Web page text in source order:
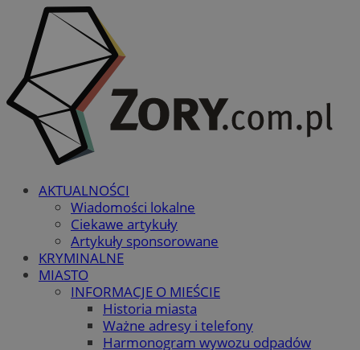
AKTUALNOŚCI
Wiadomości lokalne
Ciekawe artykuły
Artykuły sponsorowane
KRYMINALNE
MIASTO
INFORMACJE O MIEŚCIE
Historia miasta
Ważne adresy i telefony
Harmonogram wywozu odpadów